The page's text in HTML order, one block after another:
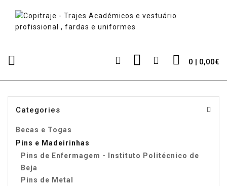
0 | 0,00€
Categories
Becas e Togas
Pins e Madeirinhas
Pins de Enfermagem - Instituto Politécnico de
Beja
Pins de Metal